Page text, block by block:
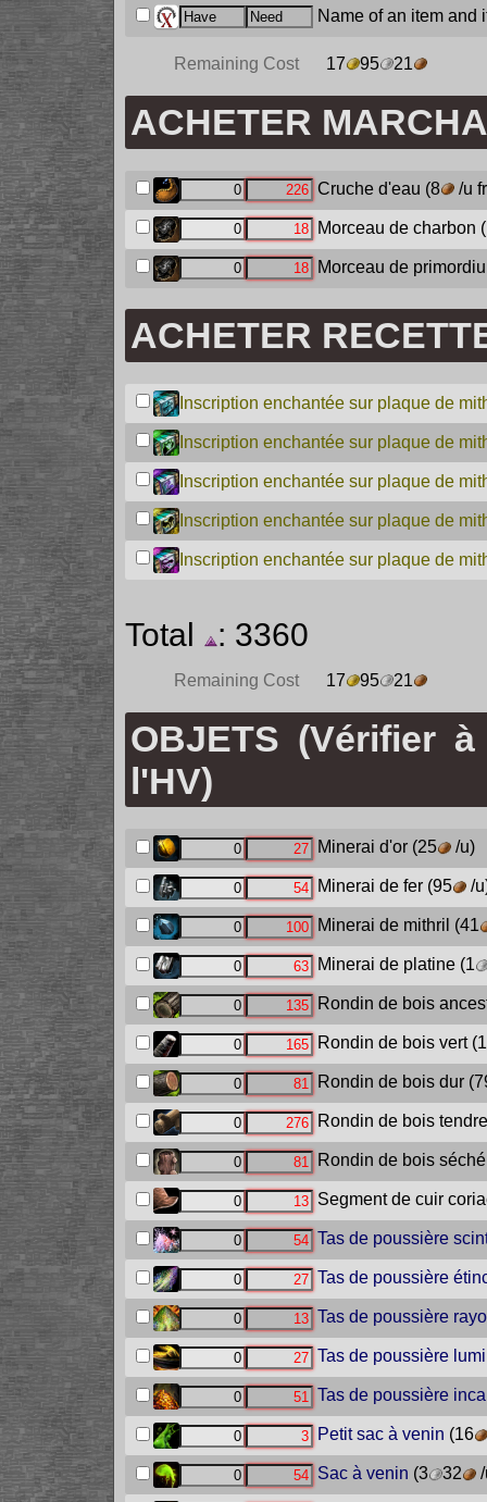
Name of an item and
Remaining Cost 17 95 21
ACHETER
Cruche d'eau (8 /u
Morceau de charbon
Morceau de
ACHETER
Inscription enchantée sur plaque de
Inscription enchantée sur plaque de
Inscription enchantée sur plaque de
Inscription enchantée sur plaque de
Inscription enchantée sur plaque de
Total : 3360
Remaining Cost 17 95 21
OBJETS (Vérifier
l'HV)
Minerai d'or(25 /u)
Minerai de fer(95 /
Minerai de mithril (41
Minerai de platine(1
Rondin de bois
Rondin de bois vert
Rondin de bois dur
Rondin de bois tendre
Rondin de bois séché
Segment de cuir
Tas de poussière
Tas de poussière
Tas de poussière
Tas de poussière
Tas de poussière
Petit sac à venin (16
Sac à venin (3 32 /